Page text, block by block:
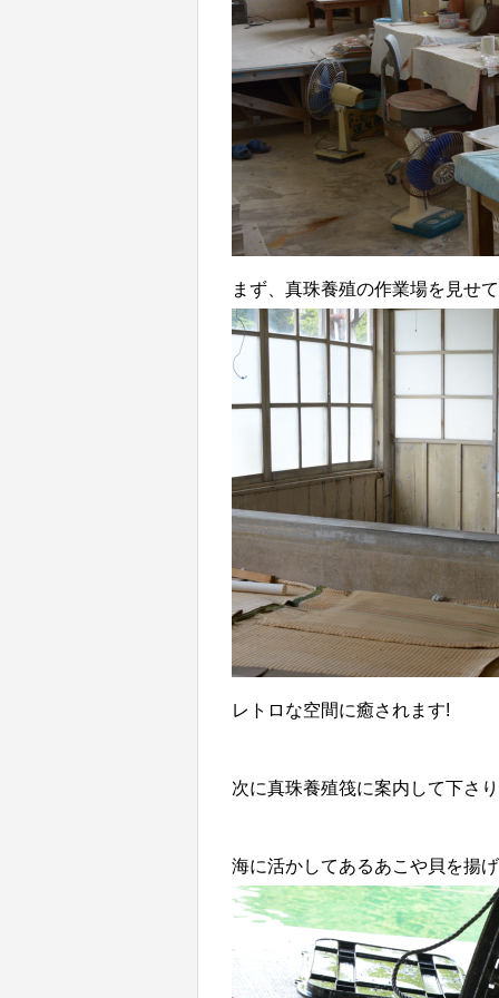
まず、真珠養殖の作業場を見せ
レトロな空間に癒されます!
次に真珠養殖筏に案内して下さり
海に活かしてあるあこや貝を揚